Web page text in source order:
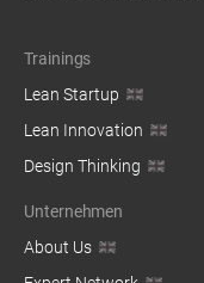
Trainings
Lean Startup
Lean Innovation
Design Thinking
Unternehmen
About Us